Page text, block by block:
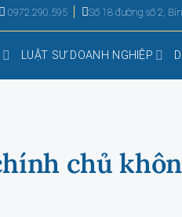
0972.290.595 Số 18 đường số 2,
LUẬT SƯ DOANH NGHIỆP
chủ